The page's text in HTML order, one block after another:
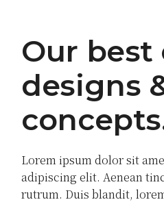
Our best
designs
concepts
Lorem ipsum dolor sit
adipiscing elit. Aenean
rutrum. Duis blandit,